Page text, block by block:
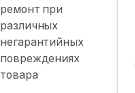
ремонт при
различных
негарантийных
повреждениях
товара